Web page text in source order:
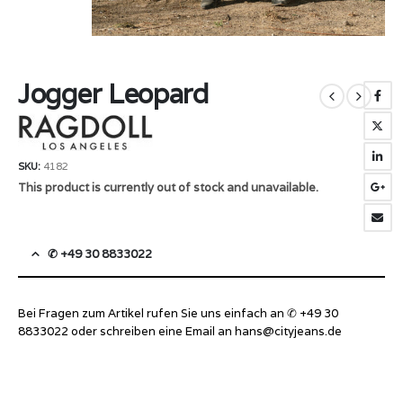
Jogger Leopard
SKU: 4182
This product is currently out of stock and unavailable.
✆ +49 30 8833022
Bei Fragen zum Artikel rufen Sie uns einfach an ✆ +49 30
8833022 oder schreiben eine Email an hans@cityjeans.de